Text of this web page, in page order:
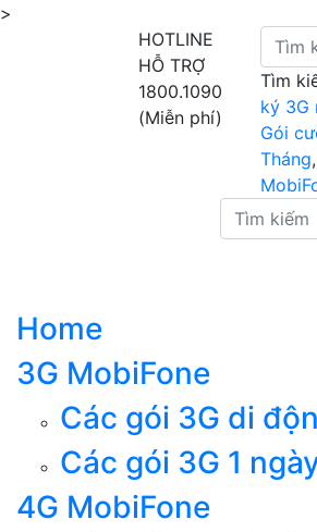
>
HOTLINE
HỖ TRỢ
1800.1090
(Miễn phí)
Tìm
ký 3G
Gói
Tháng,
Home
3G MobiFone
Các gói 3G di
Các gói 3G 1
4G MobiFone